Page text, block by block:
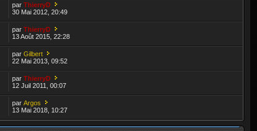
parThierryD
30 Mai 2012, 20:49
parThierryD
13 Août 2015, 22:28
parGilbert
22 Mai 2013, 09:52
parThierryD
12 Juil 2011, 00:07
parArgos
13 Mai 2018, 10:27